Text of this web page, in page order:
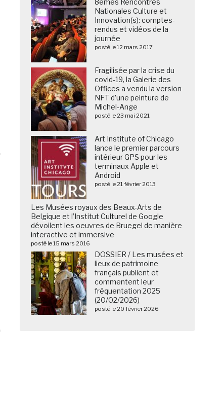
8èmes Rencontres
Nationales Culture et
Innovation(s): comptes-
rendus et vidéos de la
journée
posté le 12 mars 2017
Fragilisée par la crise du
covid-19, la Galerie des
Offices a vendu la version
NFT d’une peinture de
Michel-Ange
posté le 23 mai 2021
Art Institute of Chicago
lance le premier parcours
intérieur GPS pour les
terminaux Apple et
Android
posté le 21 février 2013
Les Musées royaux des Beaux-Arts de
Belgique et l’Institut Culturel de Google
dévoilent les oeuvres de Bruegel de manière
interactive et immersive
posté le 15 mars 2016
DOSSIER / Les musées et
lieux de patrimoine
français publient et
commentent leur
fréquentation 2025
(20/02/2026)
posté le 20 février 2026